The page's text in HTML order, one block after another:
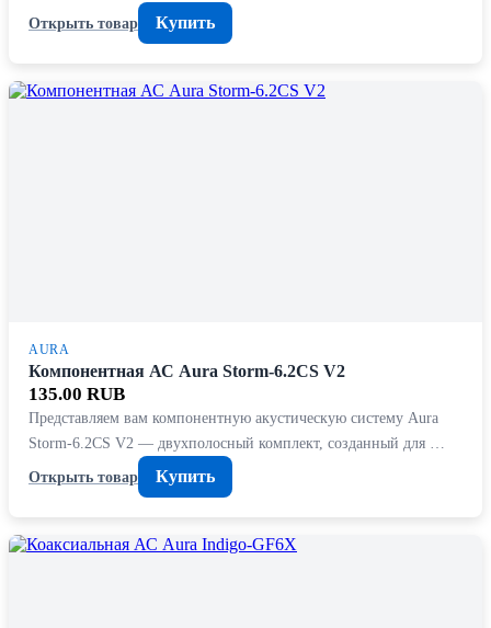
Открыть товар
Купить
AURA
Компонентная АС Aura Storm-6.2CS V2
135.00 RUB
Представляем вам компонентную акустическую систему Aura
Storm-6.2CS V2 — двухполосный комплект, созданный для …
Открыть товар
Купить